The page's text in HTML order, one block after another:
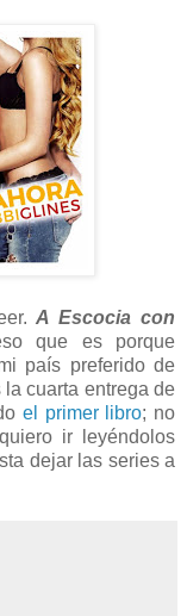
A Escocia con
que es porque
país preferido de
la cuarta entrega de
el primer libro; no
ir leyéndolos
dejar las series a